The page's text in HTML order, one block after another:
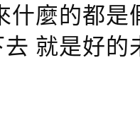
什麼的都
就是好的